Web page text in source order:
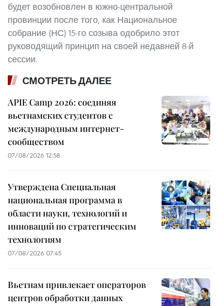
будет возобновлен в южно-центральной
провинции после того, как Национальное
собрание (НС) 15-го созыва одобрило этот
руководящий принцип на своей недавней 8-й
сессии.
СМОТРЕТЬ ДАЛЕЕ
APIE Camp 2026: соединяя
вьетнамских студентов с
международным интернет-
сообществом
07/08/2026 12:58
Утверждена Специальная
национальная программа в
области науки, технологий и
инноваций по стратегическим
технологиям
07/08/2026 07:45
Вьетнам привлекает операторов
центров обработки данных